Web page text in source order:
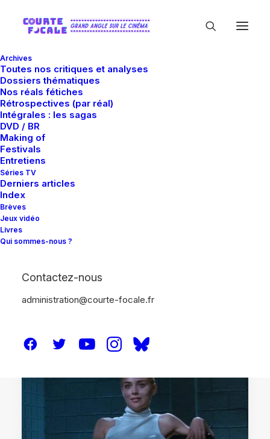
Archives
Toutes nos critiques et analyses
Dossiers thématiques
Nos réals fétiches
Rétrospectives (par réal)
Intégrales : les sagas
DVD / BR
Making of
Festivals
Entretiens
Séries TV
Derniers articles
Index
Brèves
Jeux vidéo
Livres
Qui sommes-nous ?
Contactez-nous
administration@courte-focale.fr